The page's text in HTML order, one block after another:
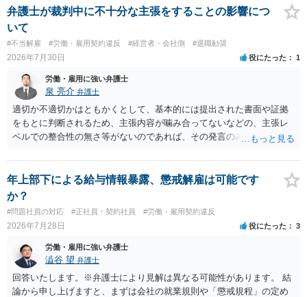
をお勧めします。 ・事務所側の解除でも、解除理由によってはタレン
ト側に損害賠償が発生する建付けになっていることはあります。ただ
し、事務所側が一方的に解除したのにタレントへ違約金を課す設計
は、合理性や対価性を欠くとして争いやすいです。逆に、タレント側
の重大な契約違反がある場合は、実損害の範囲で請求される可能性は
あります。
弁護士が裁判中に不十分な主張をすることの影響につ
いて
#不当解雇 #労働・雇用契約違反 #経営者・会社側 #退職勧奨
2026年7月30日 役にたった 1
労働・雇用に強い弁護士
泉 亮介 弁護士
適切か不適切かはともかくとして、基本的には提出された書面や証拠
をもとに判断されるため、主張内容が噛み合ってないなどの、主張レ
ベルでの整合性の無さ等がないのであれば、その発言のみで大きく不
年上部下による給与情報暴露、懲戒解雇は可能です
か？
#問題社員の対応 #正社員・契約社員 #労働・雇用契約違反
2026年7月28日 役にたった 3
労働・雇用に強い弁護士
澁谷 望 弁護士
回答いたします。※弁護士により見解は異なる可能性があります。 結
論から申し上げますと、まずは会社の就業規則や「懲戒規程」の定め